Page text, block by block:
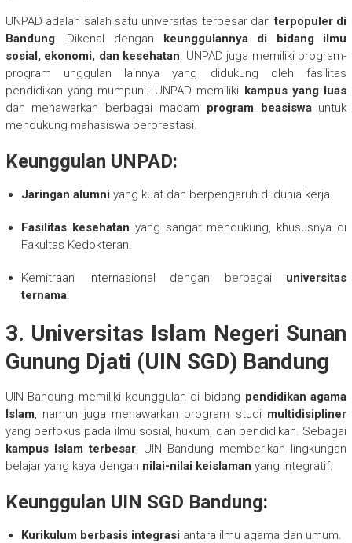
UNPAD adalah salah satu universitas terbesar danterpopuler di
Bandung. Dikenal dengan keunggulannya di bidang ilmu
sosial, ekonomi, dan kesehatan, UNPAD juga memiliki program-
program unggulan lainnya yang didukung oleh fasilitas
pendidikan yang mumpuni. UNPAD memiliki kampus yang luas
dan menawarkan berbagai macam program beasiswauntuk
mendukung mahasiswa berprestasi.
Keunggulan UNPAD:
Jaringan alumni yang kuat dan berpengaruh di dunia kerja.
Fasilitas kesehatan yang sangat mendukung, khususnya di
Fakultas Kedokteran.
Kemitraan internasional dengan berbagai universitas
ternama.
3. Universitas Islam Negeri Sunan
Gunung Djati (UIN SGD) Bandung
UIN Bandung memiliki keunggulan di bidang pendidikan agama
Islam, namun juga menawarkan program studi multidisipliner
yang berfokus pada ilmu sosial, hukum, dan pendidikan. Sebagai
kampus Islam terbesar, UIN Bandung memberikan lingkungan
belajar yang kaya dengan nilai-nilai keislaman yang integratif.
Keunggulan UIN SGD Bandung:
Kurikulum berbasis integrasi antara ilmu agama dan umum.